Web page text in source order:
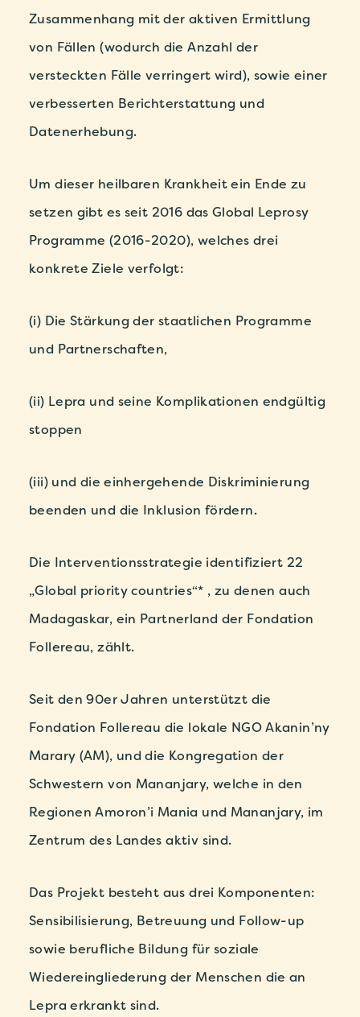
Zusammenhang mit der aktiven Ermittlung
von Fällen (wodurch die Anzahl der
versteckten Fälle verringert wird), sowie einer
verbesserten Berichterstattung und
Datenerhebung.
Um dieser heilbaren Krankheit ein Ende zu
setzen gibt es seit 2016 das Global Leprosy
Programme (2016-2020), welches drei
konkrete Ziele verfolgt:
(i) Die Stärkung der staatlichen Programme
und Partnerschaften,
(ii) Lepra und seine Komplikationen endgültig
stoppen
(iii) und die einhergehende Diskriminierung
beenden und die Inklusion fördern.
Die Interventionsstrategie identifiziert 22
„Global priority countries“* , zu denen auch
Madagaskar, ein Partnerland der Fondation
Follereau, zählt.
Seit den 90er Jahren unterstützt die
Fondation Follereau die lokale NGO Akanin’ny
Marary (AM), und die Kongregation der
Schwestern von Mananjary, welche in den
Regionen Amoron’i Mania und Mananjary, im
Zentrum des Landes aktiv sind.
Das Projekt besteht aus drei Komponenten:
Sensibilisierung, Betreuung und Follow-up
sowie berufliche Bildung für soziale
Wiedereingliederung der Menschen die an
Lepra erkrankt sind.